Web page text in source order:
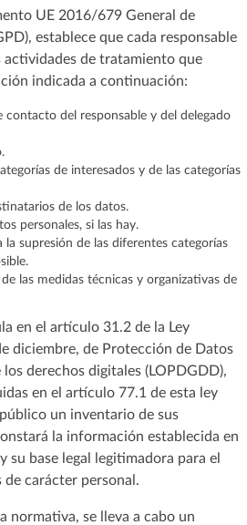
UE 2016/679 General de
establece que cada responsable
actividades de tratamiento que
indicada a continuación:
contacto del responsable y del delegado
de interesados y de las categorías
de los datos.
personales, si las hay.
la supresión de las diferentes categorías
las medidas técnicas y organizativas de
en el artículo 31.2 de la Ley
diciembre, de Protección de Datos
los derechos digitales (LOPDGDD),
en el artículo 77.1 de esta ley
un inventario de sus
la información establecida en
su base legal legitimadora para el
carácter personal.
normativa, se lleva a cabo un